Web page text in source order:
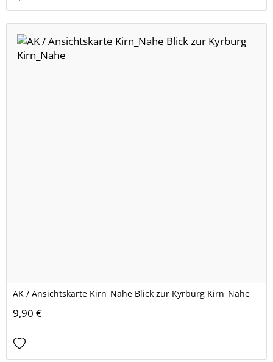
AK / Ansichtskarte Kirn_Nahe Blick zur Kyrburg Kirn_Nahe
9,90 €